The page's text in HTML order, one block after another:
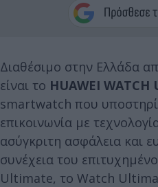
Διαθέσιμο στην Ελλάδα
είναι το HUAWEI
smartwatch που
επικοινωνία με
ασύγκριτη ασφάλεια και
συνέχεια του
Ultimate, το Watch